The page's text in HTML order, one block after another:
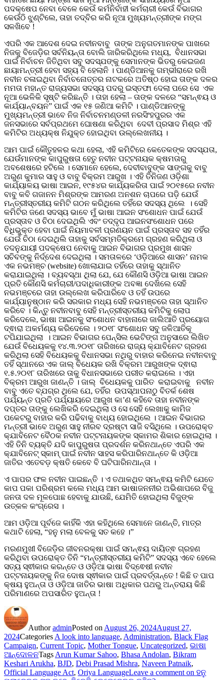
ପଦକ୍ଷେପ ନେବା ବେଳେ କେଉଁ କର୍ମନିର୍ବାହୀ କର୍ମଚାରୀ କେଉଁ ବିଭାଗର
କେଉଁଠି ଝୁଣ୍ଟିଲେ, ତାହା ତଦ୍ବିର କରି ନୂଆ ମୁଖ୍ୟମନ୍ତ୍ରୀଙ୍କ ମଙ୍ଗ
ସଳଖିବେ !
ଏପରି ଏକ ଆଦେଶ ଦେଇ ନବୀନବାବୁ ତାଙ୍କ ଅନୁଗତମାନଙ୍କ ପାଖରେ
ନିଜକୁ ବିଜେଡ଼ିର ସର୍ବନିୟନ୍ତା ବୋଲି ଜାରିକରିଥିଲେ ମଧ୍ୟ, ବିଧାନସଭା
ପାଇଁ ନିର୍ବାଚନ ଜିତିଥିବା ସବୁ ସଦସ୍ଯଙ୍କୁ ସେମାନଙ୍କ ଭିତରୁ କେଇଜଣ
ଛାୟାମନ୍ତ୍ରୀ ହେବା ସହ୍ୟ ବି ହେଲାନି । ପାଣ୍ଡିଆନକୁ ଗମ୍ଭୀରାରେ ରଖି
ନବୀନ ଚଳାଇଥିବା ନିର୍ବାଚନୋତ୍ତର ନାଟକରେ ଅତିଷ୍ଠ ହୋଇ ତାଙ୍କ ଦଳର
ମମତା ମହାନ୍ତ ରାଜ୍ୟସଭା ସଦସ୍ୟ ପଦରୁ ଇସ୍ତଫା ଦେଲା ପରେ ସେ ଏକ
ନୂଆ ଭେଳିକି ସୃଷ୍ଟି କରିଛନ୍ତି । ତାହା ହେଲା – ତାଙ୍କ ଦଳରେ “ସମନ୍ଵୟ ଓ
କାର୍ଯ୍ୟାନ୍ବୟନ” ପାଇଁ ଏକ ୧୫ ଜଣିଆ କମିଟି । ପାଣ୍ଡିଆନଙ୍କୁ
ମୁଖ୍ୟମନ୍ତ୍ରୀ ଭାବେ ନିଜ ନିର୍ବାଚନମଣ୍ଡଳୀ ନରସିଂହପୁରର ଏକ
ଜନସଭାରେ ସର୍ବପ୍ରଥମେ ଘୋଷଣା କରିଥିବା ଦେବୀ ପ୍ରସାଦ ମିଶ୍ର ଏହି
କମିଟିର ଅଧ୍ୟକ୍ଷ ନିଯୁକ୍ତ ହୋଇଥିବା ଉଲ୍ଲେଖନୀୟ ।
ଆମ ପାଇଁ କୌତୁହଳର କଥା ହେଲା, ଏହି କମିଟିରେ କେତେକଙ୍କ ସଦସ୍ଯତା,
ଯେଉଁମାନଙ୍କ କାପୁରୁଷତା ହେତୁ ନବୀନ ପଟ୍ଟନାୟକ କ୍ଷମତାରୁ
ଅବଶେଷରେ ହଟିଲେ । ସେମାନେ ହେଲେ, ଦେବୀବାବୁଙ୍କ ସାଙ୍ଗକୁ ବାବୁ
ଅରୁଣ କୁମାର ସାହୁ ଓ ବାବୁ ବିକ୍ରମ ଆରୁଖ । ଏହି ତିନିଜଣ ଓଡ଼ିଶା
କାର୍ଯ୍ୟାଳୟ ଭାଷା ଆଇନ, ୧୯୫୪ର କାର୍ଯ୍ୟକରିତା ପାଇଁ ୨୦୧୫ରେ ନବୀନ
ବାବୁ କବି ଗଜାନନ ମିଶ୍ରଙ୍କ ଆମରଣ ଅନଶନ ଚାପରେ ପଡ଼ି ଯେଉଁ
ମନ୍ତ୍ରୀସ୍ତରୀୟ କମିଟି ଗଠନ କରିଥିଲେ ତହିଁରେ ସଦସ୍ୟ ଥିଲେ । ସେହି
କମିଟିର ଜଣେ ସଦସ୍ୟ ଭାବେ ମୁଁ ଭାଷା ଆଇନ ସଂଶୋଧନ ପାଇଁ ଯେଉଁ
ପ୍ରସ୍ତାବ ଓ ଚିଠା ଦେଇଥିଲି ଏବଂ ତଦ୍ଦୃପ ଆଇନସଂଶୋଧନ ପରେ
ବିଧିଭୁକ୍ତ ହେବା ପାଇଁ ନିୟମାବଳୀ ପ୍ରଣୟନ ପାଇଁ ପ୍ରସ୍ତାବ ସହ ତହିଁର
ଯେଉଁ ଚିଠା ଦେଇଥିଲି ତାହାକୁ ସର୍ବସମ୍ମତିକ୍ରମେ ଗ୍ରହଣ କରିଥିଲା ଓ
ତଦନୁଯାୟୀ ପଦକ୍ଷେପ ନେବାକୁ ଆଇନ ବିଭାଗର ପ୍ରମୁଖ ଶାସନ
ସଚିବଙ୍କୁ ନିର୍ଦ୍ଦେଶ ଦେଇଥିଲା । ସମତାଳରେ ‘ଓଡ଼ିଆରେ ଶାସନ’ ନାମକ
ଏକ ନଭମଞ୍ଚ (website) ଖୋଲାଯାଇ ତହିଁରେ ତାହାକୁ ସ୍ଥାନିତ
କରାଯାଇଥିଲା । ବ୍ୟବସ୍ଥା ଥିଲା ଯେ, ଯେ କୌଣସି ଓଡ଼ିଆ ଭାଷା ଆଇନ
ପ୍ରତି କୌଣସି କର୍ମଚାରୀ/ପଦାଧିକାରୀଙ୍କ ଅବଜ୍ଞା ଦେଖିଲେ ସେହି
ନଭମଞ୍ଚରେ ତାହା ଉଲ୍ଲେଖ କରିପାରିବେ ଓ ତହିଁ ଉପରେ
କାର୍ଯ୍ୟାନୁଷ୍ଠାନ କରି ସରକାର ମଧ୍ୟ ସେହି ନଭମଞ୍ଚରେ ତାହା ସ୍ଥାନିତ
କରିବେ । କିନ୍ତୁ ନବୀନବାବୁ ସେହି ମନ୍ତ୍ରୀସ୍ତରୀୟ କମିଟିକୁ ଲୋପ
କରିଦେଲେ, ଭାଷା ଆଇନକୁ ସଂଶୋଧନ ବାହାନାରେ ଜାଲିଆତି ପ୍ରୟୋଗ
ଦ୍ଵାରା ଅକର୍ମଣ୍ୟ କରିଦେଲେ । ୨୦୧୮ ସଂଶୋଧନ ସବୁ ଜଳିଆତିକୂ
ଟପିଯାଇଥିଲା । ଆଇନ ବିଭାଗର ପେନ୍ସିଲ ଭେଟିଙ୍ଗ ଅନୁସାରେ ଲିଖିତ
ଯେଉଁ ବିଧେୟକକୁ ୧୪.୩.୨୦୧୮ ତାରିଖରେ ରାଜ୍ୟ କ୍ଯାବିନେଟ ଗ୍ରହଣ
କରିଥିଲା ସେହି ବିଧେୟକକୁ ବିଧାନସଭା ନଥିରୁ ବାହାର କରିନେଇ ନବୀନବାବୁ
ତହିଁ ସ୍ଥାନରେ ଏକ ଜାଲ୍ ବିଧେୟକ ରଖି ବିକ୍ରମ ଆରୁଖଙ୍କ ଦ୍ଵାରା
୧.୫.୨୦୧୮ ତାରିଖରେ ତାକୁ ବିଧାନସଭାରେ ପରୀତ କରାଇଲେ । ଏହା
ବିକ୍ରମ ଆରୁଖ ଜାଣନ୍ତି । ଜାଲ୍ ବିଧେୟକକୁ ପାରିତ କରାଇବାକୁ ନବୀନ
ବାବୁ ଏତେ ବ୍ଯଗ୍ର ଥିଲେ ଯେ, ତହିଁର ଉପସ୍ଥାପନାଠୁ ବିତର୍କ ଶେଷ
ପର୍ଯ୍ୟନ୍ତ ପ୍ରତି ପର୍ଯ୍ୟାୟରେ ଆରୁଖ କା’ଣ କହିବେ ତାହା ନବୀନଙ୍କ
ଦପ୍ତର ତାଙ୍କୁ ଲେଖିକରି ଦେଇଥିଲା ଓ ସେ ସେହି ଲେଖାକୁ କାମିଜ
ପକେଟରୁ ବାହାର କରି ପଢିବାକୁ ବାଧ୍ୟ ହୋଇଥିଲେ । ଆଇନ ବିଭାଗର
ମନ୍ତ୍ରୀ ଭାବେ ଅରୁଣ ସାହୁ ନୀରବ ଦ୍ରଷ୍ଟା ସାଜି ବସିଥିଲେ । ଉପରୋକ୍ତ
କ୍ଯାବିନେଟ ବୈଠକ ନବୀନ ପଟ୍ଟନାୟକଙ୍କ ସ୍କାମର ଶିକାର ହୋଇଥିଲା ।
ଏହି ତିନି ବ୍ୟକ୍ତି ଯଦି କାପୁରୁଷତା ପ୍ରଦର୍ଶନ କରିନଥାନ୍ତେ ଏପରି ଏକ
କ୍ଯାବିନେଟ୍ ସ୍କାମ୍ ପାଇଁ ନବୀନ ସାହସ କରିପାରିନଥାନ୍ତେ କି ଓଡ଼ିଆ
ଜାତିର ଏତେବଡ଼ କ୍ଷତି କେବେ ବି ଘଟିପାରିନଥାନ୍ତା ।
ଏ ପାପର ଫଳ ନବୀନ ପାଇଛନ୍ତି । ଏ ତଥାକଥିତ ସମନ୍ଵୟ କମିଟି ଯେତେ
କାପ ପକା ପରିଶ୍ରମ କଲେ ମଧ୍ୟ ଆମ ଭାଷାଜନନୀର ଅଭିଶାପରେ ବିଜୁ
ଜନତା ଦଳ ମୂଳପୋଛ ହେବାକୁ ଯାଉଛି, ଯେମିତି ହୋଇଥିଲା ବିଜୁଙ୍କ
ଉତ୍କଳ କଂଗ୍ରେସ ।
ଆମ ଓଡ଼ିଆ ପୂର୍ବଜେ କାହିଁକି ଏହା କହିଥିଲେ ସେମାନେ ଜାଣନ୍ତି, ମାତ୍ର
କଥାଟି ହେଲା, “ହନୁ ମଲା ବେଳକୁ ସତ କହେ ।”
ମରଣମୁଖୀ ବିଜେଡ଼ିର ଜୀବନରକ୍ଷା ପାଇଁ ସମନ୍ଵୟ ଦାୟିତ୍ଵ ଗ୍ରହଣ
କରିଥିବା ଉପରୋକ୍ତ ତିନି “ମନ୍ତ୍ରୀସ୍ତରୀୟ କମିଟି” ସଦସ୍ୟ ଏବେ ହେଲେ
ସତ୍ୟ ସ୍ଵୀକାର କରନ୍ତେ ଓ ଓଡ଼ିଆ ଭାଷା ବିଦ୍ଵେଷୀ ନବୀନ
ପଟ୍ଟନାୟକଙ୍କୁ ନିଜ ଦୋଷ ସ୍ଵୀକାର ପାଇଁ ପ୍ରବର୍ତ୍ତାନ୍ତେ ! କିଛି ତ ପାପ
କ୍ଷୟ ହୁଅନ୍ତା ଓ ଓଡ଼ିଆ ଜାତିର ଭାଷା ଅଧିକାର ପଥରୁ ଅନ୍ତରାୟ କିଛି
ପରିମାଣରେ ଅପସାରିତ ହୁଅନ୍ତା !
AuthoradminPosted on August 26, 2024August 27,
2024Categories A look into language, Administration, Black Flag
Campaign, Current Topic, Mother Tongue, Uncategorized, ଭାଷା
ଆନ୍ଦୋଳନTags Arun Kumar Sahoo, Bhasa Andolan, Bikram
Keshari Arukha, BJD, Debi Prasad Mishra, Naveen Patnaik,
Official Language Act, Oriya LanguageLeave a comment on ହନୁ